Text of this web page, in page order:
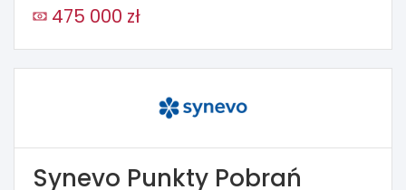
475 000 zł
Synevo Punkty Pobrań